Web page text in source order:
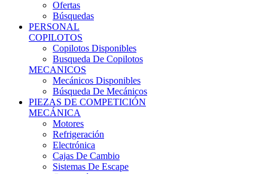
Ofertas
Búsquedas
PERSONAL
COPILOTOS
Copilotos Disponibles
Busqueda De Copilotos
MECANICOS
Mecánicos Disponibles
Búsqueda De Mecánicos
PIEZAS DE COMPETICIÓN
MECÁNICA
Motores
Refrigeración
Electrónica
Cajas De Cambio
Sistemas De Escape